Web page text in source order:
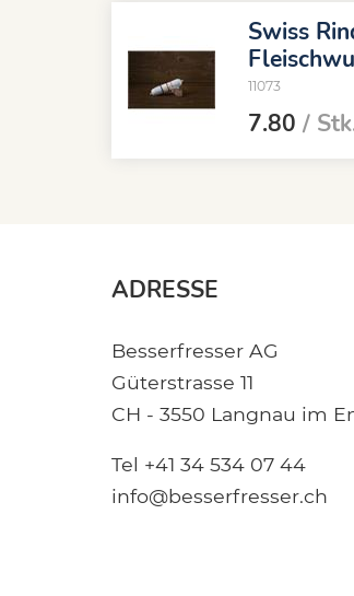
Swiss
11073
7.80 /
ADRESSE
Besserfresser AG
Güterstrasse 11
CH - 3550 Langnau im
Tel +41 34 534 07 44
info@besserfresser.ch